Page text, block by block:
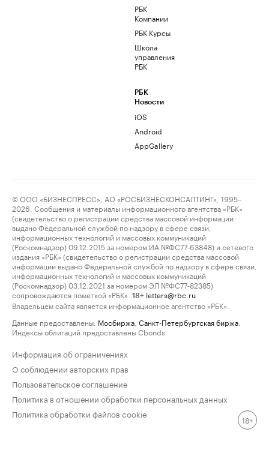
РБК
Компании
РБК Курсы
Школа
управления
РБК
РБК
Новости
iOS
Android
AppGallery
© ООО «БИЗНЕСПРЕСС», АО «РОСБИЗНЕСКОНСАЛТИНГ», 1995–
2026. Сообщения и материалы информационного агентства «РБК»
(свидетельство о регистрации средства массовой информации
выдано Федеральной службой по надзору в сфере связи,
информационных технологий и массовых коммуникаций
(Роскомнадзор) 09.12.2015 за номером ИА №ФС77-63848) и сетевого
издания «РБК» (свидетельство о регистрации средства массовой
информации выдано Федеральной службой по надзору в сфере связи,
информационных технологий и массовых коммуникаций
(Роскомнадзор) 03.12.2021 за номером ЭЛ №ФС77-82385)
сопровождаются пометкой «РБК».
18+ letters@rbc.ru
Владельцем сайта является информационное агентство «РБК».
Данные предоставлены: Мосбиржа Санкт-Петербургская биржа
Индексы облигаций предоставлены Cbonds.
Информация об ограничениях
О соблюдении авторских прав
Пользовательское соглашение
Политика в отношении обработки персональных данных
Политика обработки файлов cookie
18+